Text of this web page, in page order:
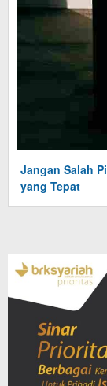
Jangan Salah
yang Tepat